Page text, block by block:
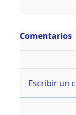
Comentarios
Escribir un